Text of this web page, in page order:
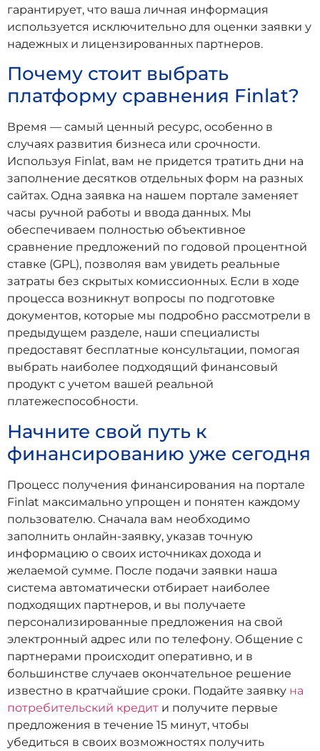
гарантирует, что ваша личная информация
используется исключительно для оценки заявки у
надежных и лицензированных партнеров.
Почему стоит выбрать
платформу сравнения Finlat?
Время — самый ценный ресурс, особенно в
случаях развития бизнеса или срочности.
Используя Finlat, вам не придется тратить дни на
заполнение десятков отдельных форм на разных
сайтах. Одна заявка на нашем портале заменяет
часы ручной работы и ввода данных. Мы
обеспечиваем полностью объективное
сравнение предложений по годовой процентной
ставке (GPL), позволяя вам увидеть реальные
затраты без скрытых комиссионных. Если в ходе
процесса возникнут вопросы по подготовке
документов, которые мы подробно рассмотрели в
предыдущем разделе, наши специалисты
предоставят бесплатные консультации, помогая
выбрать наиболее подходящий финансовый
продукт с учетом вашей реальной
платежеспособности.
Начните свой путь к
финансированию уже сегодня
Процесс получения финансирования на портале
Finlat максимально упрощен и понятен каждому
пользователю. Сначала вам необходимо
заполнить онлайн-заявку, указав точную
информацию о своих источниках дохода и
желаемой сумме. После подачи заявки наша
система автоматически отбирает наиболее
подходящих партнеров, и вы получаете
персонализированные предложения на свой
электронный адрес или по телефону. Общение с
партнерами происходит оперативно, и в
большинстве случаев окончательное решение
известно в кратчайшие сроки. Подайте заявку на
потребительский кредит и получите первые
предложения в течение 15 минут, чтобы
убедиться в своих возможностях получить